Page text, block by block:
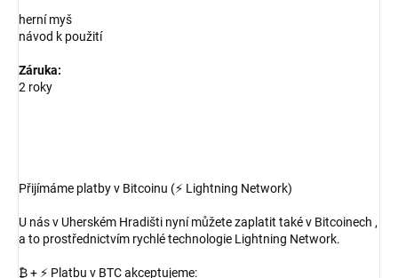
herní myš
návod k použití
Záruka:
2 roky
Přijímáme platby v Bitcoinu (⚡ Lightning Network)
U nás v Uherském Hradišti nyní můžete zaplatit také v Bitcoinech ,
a to prostřednictvím rychlé technologie Lightning Network.
₿ + ⚡ Platbu v BTC akceptujeme: